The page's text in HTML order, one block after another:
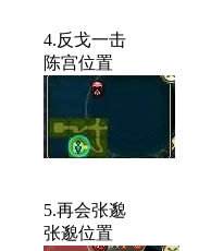
4.反戈一击
陈宫位置
5.再会张邈
张邈位置